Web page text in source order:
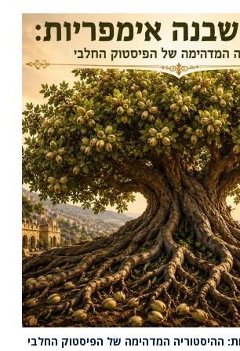
ההיסטוריה המדהימה של הפיסטוק החלבי